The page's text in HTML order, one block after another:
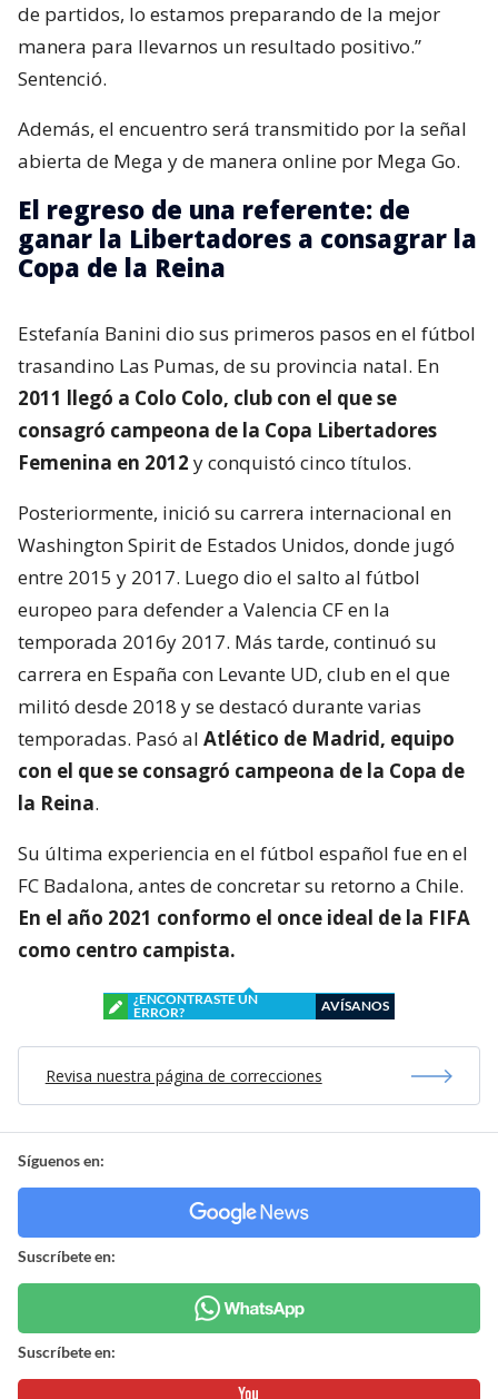
de partidos, lo estamos preparando de la mejor
manera para llevarnos un resultado positivo.”
Sentenció.
Además, el encuentro será transmitido por la señal
abierta de Mega y de manera online por Mega Go.
El regreso de una referente: de
ganar la Libertadores a consagrar la
Copa de la Reina
Estefanía Banini dio sus primeros pasos en el fútbol
trasandino Las Pumas, de su provincia natal. En
2011 llegó a Colo Colo, club con el que se
consagró campeona de la Copa Libertadores
Femenina en 2012 y conquistó cinco títulos.
Posteriormente, inició su carrera internacional en
Washington Spirit de Estados Unidos, donde jugó
entre 2015 y 2017. Luego dio el salto al fútbol
europeo para defender a Valencia CF en la
temporada 2016y 2017. Más tarde, continuó su
carrera en España con Levante UD, club en el que
militó desde 2018 y se destacó durante varias
temporadas. Pasó al Atlético de Madrid, equipo
con el que se consagró campeona de la Copa de
la Reina.
Su última experiencia en el fútbol español fue en el
FC Badalona, antes de concretar su retorno a Chile.
En el año 2021 conformo el once ideal de la FIFA
como centro campista.
¿ENCONTRASTE UN
ERROR?
AVÍSANOS
Revisa nuestra página de correcciones
Síguenos en:
Suscríbete en:
Suscríbete en: